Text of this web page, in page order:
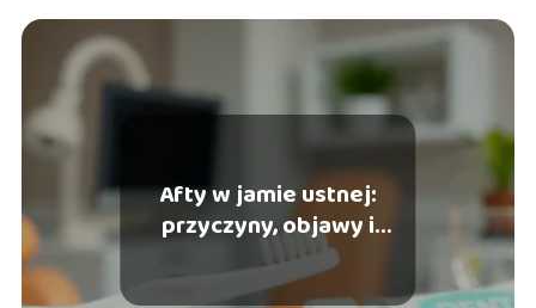
Afty w jamie ustnej:
przyczyny, objawy i
skuteczne metody
leczenia